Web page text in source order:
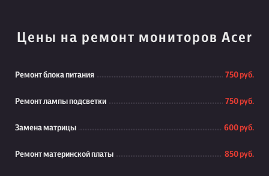
Цены на ремонт мониторов Acer
Ремонт блока питания 750 руб.
Ремонт лампы подсветки 750 руб.
Замена матрицы 600 руб.
Ремонт материнской платы 850 руб.